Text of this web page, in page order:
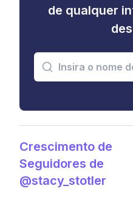
de qualquer
Crescimento de
Seguidores de
@stacy_stotler